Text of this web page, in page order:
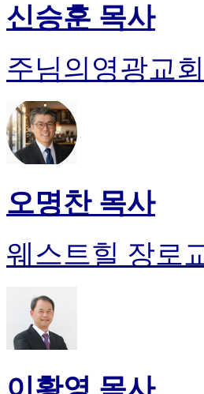
신승훈 목사
주님의영광교회
오명찬 목사
웨스트힐 장로